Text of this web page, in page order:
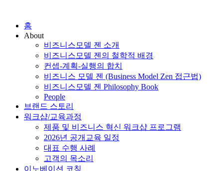
홈
About
비즈니스모델 젠 소개
비즈니스모델 젠의 철학적 배경
컨셉-계획-실행의 합치
비즈니스 모델 젠 (Business Model Zen 접근법)
비즈니스모델 젠 Philosophy Book
People
브랜드 스토리
워크샵/교육과정
제품 및 비즈니스 혁신 워크샵 프로그램
2026년 공개교육 일정
대표 수행 사례
고객의 목소리
이노베이션 코칭